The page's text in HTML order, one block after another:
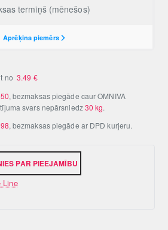
PAR PIEEJAMĪBU
Line
no3.49 €
, bezmaksas piegāde caur OMNIVA
svars nepārsniedz30 kg.
, bezmaksas piegāde ar DPD kurjeru.